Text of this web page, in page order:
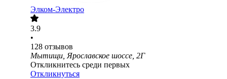
Элком-Электро
3.9
•
128 отзывов
Мытищи, Ярославское шоссе, 2Г
Откликнитесь среди первых
Откликнуться